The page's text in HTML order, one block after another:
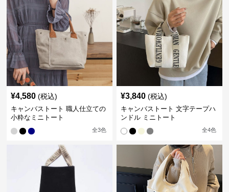
¥4,580 (税込)
キャンバストート 職人仕立ての
小粋なミニトート
全3色
¥3,840 (税込)
キャンバストート 文字テープハ
ンドル ミニトート
全4色